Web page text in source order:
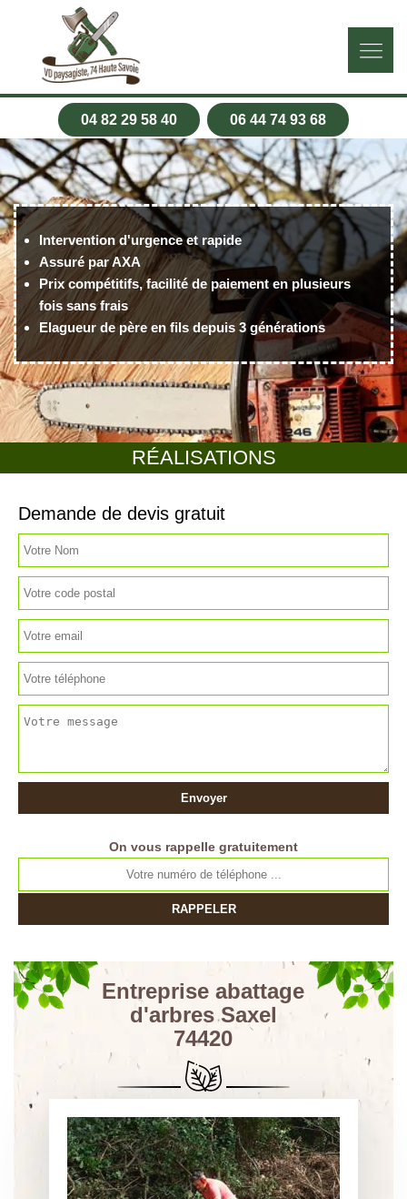
04 82 29 58 40 06 44 74 93 68
RÉALISATIONS
Intervention d'urgence et rapide
Assuré par AXA
Prix compétitifs, facilité de paiement en plusieurs
fois sans frais
Elagueur de père en fils depuis 3 générations
Demande de devis gratuit
On vous rappelle gratuitement
Entreprise abattage
d'arbres Saxel
74420